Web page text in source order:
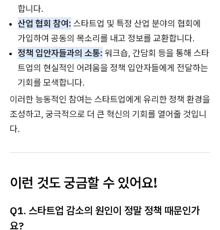
합니다.
산업 협회 참여: 스타트업 및 특정 산업 분야의 협회에
가입하여 공동의 목소리를 내고 정보를 교환합니다.
정책 입안자들과의 소통: 워크숍, 간담회 등을 통해 스타
트업의 현실적인 어려움을 정책 입안자들에게 전달하는
기회를 모색합니다.
이러한 능동적인 참여는 스타트업에게 유리한 정책 환경을
조성하고, 궁극적으로 더 큰 혁신의 기회를 열어줄 것입니
다.
이런 것도 궁금할 수 있어요!
Q1. 스타트업 감소의 원인이 정말 정책 때문인가
요?